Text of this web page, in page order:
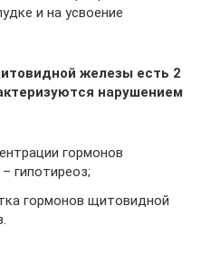
и на усвоение
железы есть 2
нарушением
гормонов
гипотиреоз;
гормонов щитовидной